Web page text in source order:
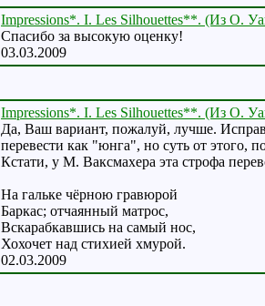
Impressions*. I. Les Silhouettes**. (Из О.
Спасибо за высокую оценку!
03.03.2009
Impressions*. I. Les Silhouettes**. (Из О.
Да, Ваш вариант, пожалуй, лучше.
перевести как "юнга", но суть от этого,
Кстати, у М. Ваксмахера эта строфа
На гальке чёрною гравюрой
Баркас; отчаянный матрос,
Вскарабкавшись на самый нос,
Хохочет над стихией хмурой.
02.03.2009